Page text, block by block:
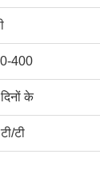
400
के
टी